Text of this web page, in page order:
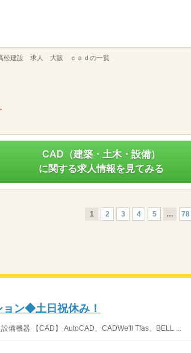
松建設 求人 大阪 ｃａｄの一覧
CAD（建築・土木・設備）
に関する求人情報を見てみる
1 2 3 4 5 … 78
ョン◆土日祝休み！
備機器 【CAD】 AutoCAD、CADWe′ll Tfas、BELL ...